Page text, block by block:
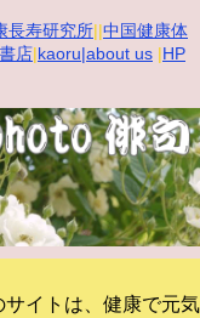
長寿研究所||中国健康体
店|kaoru|about us |HP
イトは、健康で元気